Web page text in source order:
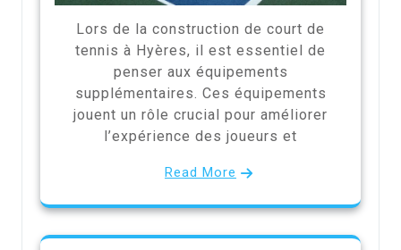
Lors de la construction de court de
tennis à Hyères, il est essentiel de
penser aux équipements
supplémentaires. Ces équipements
jouent un rôle crucial pour améliorer
l’expérience des joueurs et
Read More